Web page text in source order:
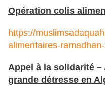
Opération colis
https://
alimentaires-
Appel à la solidarité
grande détresse en